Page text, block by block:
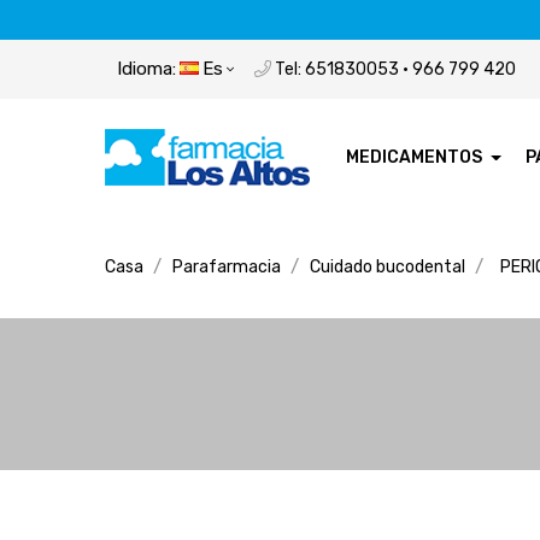
Idioma: Es Tel: 651830053 · 966 799 420
MEDICAMENTOS
Casa Parafarmacia Cuidado bucodental